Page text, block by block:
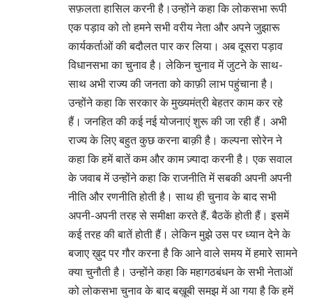
सफ़लता हासिल करनी है।उन्होंने कहा कि लोकसभा रूपी
एक पड़ाव को तो हमने सभी वरीय नेता और अपने जुझारू
कार्यकर्ताओं की बदौलत पार कर लिया। अब दूसरा पड़ाव
विधानसभा का चुनाव है। लेकिन चुनाव में जुटने के साथ-
साथ अभी राज्य की जनता को काफ़ी लाभ पहुंचाना है।
उन्होंने कहा कि सरकार के मुख्यमंत्री बेहतर काम कर रहे
हैं। जनहित की कई नई योजनाएं शुरू की जा रही हैं। अभी
राज्य के लिए बहुत कुछ करना बाक़ी है। कल्पना सोरेन ने
कहा कि हमें बातें कम और काम ज़्यादा करनी है। एक सवाल
के जवाब में उन्होंने कहा कि राजनीति में सबकी अपनी अपनी
नीति और रणनीति होती है। साथ ही चुनाव के बाद सभी
अपनी-अपनी तरह से समीक्षा करते हैं. बैठकें होती हैं। इसमें
कई तरह की बातें होती हैं। लेकिन मुझे उस पर ध्यान देने के
बजाए ख़ुद पर गौर करना है कि आने वाले समय में हमारे सामने
क्या चुनौती है। उन्होंने कहा कि महागठबंधन के सभी नेताओं
को लोकसभा चुनाव के बाद बख़ूबी समझ में आ गया है कि हमें